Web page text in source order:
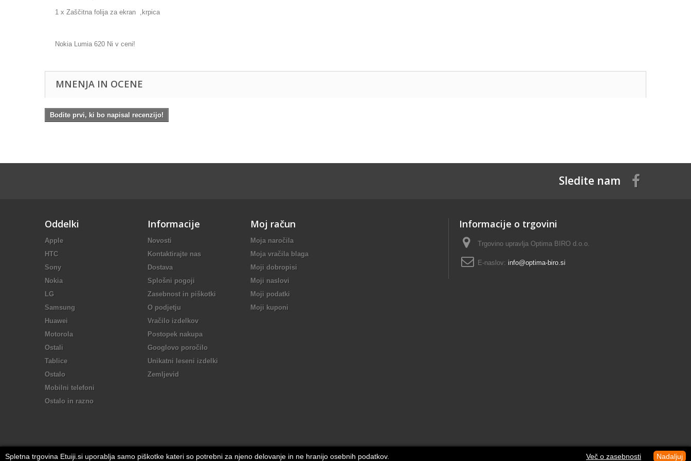
1 x Zaščitna folija za ekran ,krpica
Nokia Lumia 620 Ni v ceni!
MNENJA IN OCENE
Bodite prvi, ki bo napisal recenzijo!
Sledite nam
Oddelki
Apple
HTC
Sony
Nokia
LG
Samsung
Huawei
Motorola
Ostali
Tablice
Ostalo
Mobilni telefoni
Ostalo in razno
Informacije
Novosti
Kontaktirajte nas
Dostava
Splošni pogoji
Zasebnost in piškotki
O podjetju
Vračilo izdelkov
Postopek nakupa
Googlovo poročilo
Unikatni leseni izdelki
Zemljevid
Moj račun
Moja naročila
Moja vračila blaga
Moji dobropisi
Moji naslovi
Moji podatki
Moji kuponi
Informacije o trgovini
Trgovino upravlja Optima BIRO d.o.o.
E-naslov: info@optima-biro.si
Spletna trgovina Etuiji.si uporablja samo piškotke kateri so potrebni za njeno delovanje in ne hranijo osebnih podatkov. Več o zasebnosti Nadaljuj